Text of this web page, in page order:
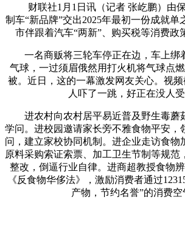
财联社1月1日讯（记者 张屹鹏）由
制车“新品牌”交出2025年最初一份成就单
市伴跟着汽车“两新”、购买税等消费政
一名商贩将三轮车停正在边，车上绑
气球，一过须眉俄然用打火机将气球点
被。近日，这的一幕激发网友关心。视
人吓了一跳，好正在没人受
进农村向农村居平易近普及野生毒蘑
学问。进校园邀请家长旁不雅食物平安，
问，建立家校协同机制。进企业走访食物
原料采购索证索票、加工卫生节制等规范
整改，倒逼行业自律。进商超教授食物
《反食物华侈法》，激励消费者通过
产物，节约名誉”的消费空